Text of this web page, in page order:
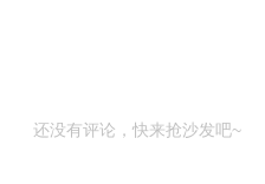
还没有评论，快来抢沙发吧~